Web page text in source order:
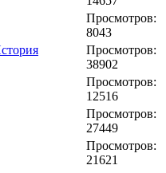
Просмотров:
8043
Просмотров:
38902
Просмотров:
12516
Просмотров:
27449
Просмотров:
21621